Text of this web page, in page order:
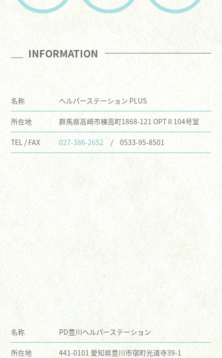
INFORMATION
名称 ヘルパーステーション PLUS
所在地 群馬県高崎市棟高町1868-121 OPTⅡ104号室
TEL / FAX 027-386-2652/ 0533-95-8501
名称 PD豊川ヘルパーステーション
所在地 441-0101 愛知県豊川市宿町光道寺39-1